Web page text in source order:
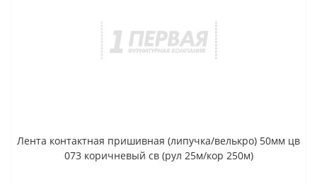
Лента контактная пришивная (липучка/велькро) 50мм цв
073 коричневый св (рул 25м/кор 250м)